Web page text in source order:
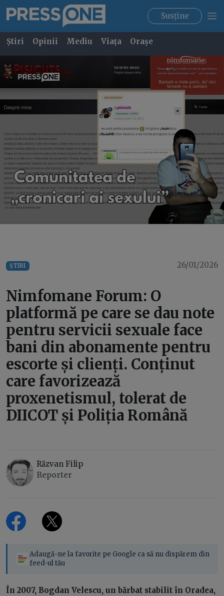
Susține
Știri Opinii Mediu Viața Orașe
ȘTIRI 26/01/2026
Nimfomane Forum: O
platformă pe care se dau note
pentru servicii sexuale face
bani din abonamente pentru
escorte și clienți. Conținut
care favorizează
proxenetismul, tolerat de
DIICOT și Poliția Română
Răzvan Filip
Reporter
Adaugă-ne la favorite pe Google ca să nu dispărem din
feed-ul tău
În 2007, Bogdan Velescu, un bărbat stabilit în Oradea,